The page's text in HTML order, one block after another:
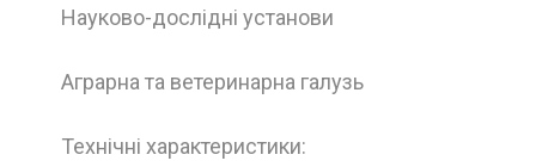
Науково-дослідні установи
Аграрна та ветеринарна галузь
Технічні характеристики: